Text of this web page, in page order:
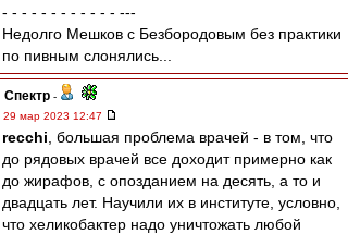
- - - - - - - - - - - - ---
Недолго Мешков с Безбородовым без практики
по пивным слонялись...
Спектр -
29 мар 2023 12:47
recchi , большая проблема врачей - в том, что
до рядовых врачей все доходит примерно как
до жирафов, с опозданием на десять, а то и
двадцать лет. Научили их в институте, условно,
что хеликобактер надо уничтожать любой